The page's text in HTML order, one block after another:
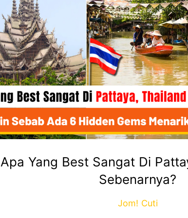
Apa Yang Best Sangat Di
Sebenarnya?
Jom! Cuti